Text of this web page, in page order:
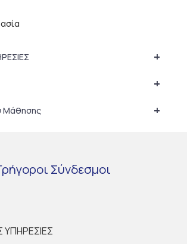
+
+
+
Μάθησης
Σύνδεσμοι
ΥΠΗΡΕΣΙΕΣ